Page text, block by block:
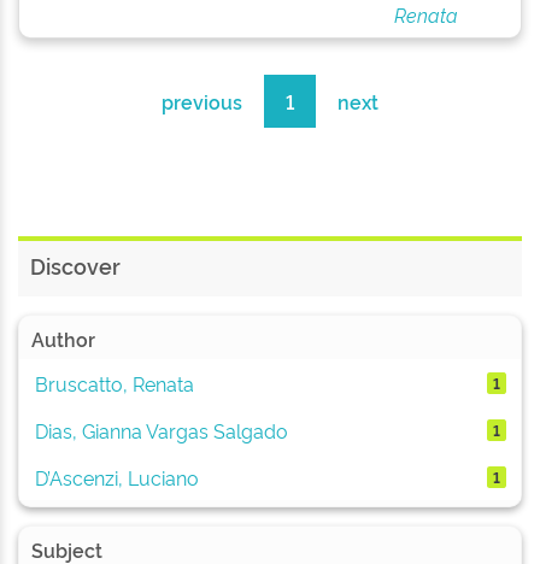
Renata
previous 1 next
Discover
Author
Bruscatto, Renata
1
Dias, Gianna Vargas Salgado 1
D’Ascenzi, Luciano 1
Subject